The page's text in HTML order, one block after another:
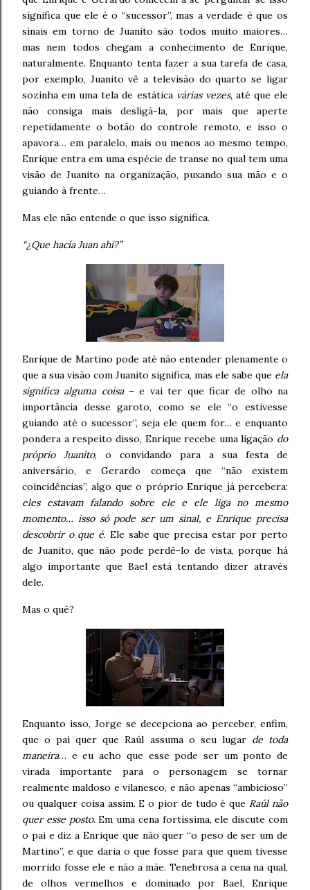
significa que ele é o “sucessor”, mas a verdade é que os
sinais em torno de Juanito são todos muito maiores…
mas nem todos chegam a conhecimento de Enrique,
naturalmente. Enquanto tenta fazer a sua tarefa de casa,
por exemplo, Juanito vê a televisão do quarto se ligar
sozinha em uma tela de estática várias vezes, até que ele
não consiga mais desligá-la, por mais que aperte
repetidamente o botão do controle remoto, e isso o
apavora… em paralelo, mais ou menos ao mesmo tempo,
Enrique entra em uma espécie de transe no qual tem uma
visão de Juanito na organização, puxando sua mão e o
guiando à frente…
Mas ele não entende o que isso significa.
“¿Que hacía Juan ahí?”
Enrique de Martino pode até não entender plenamente o
que a sua visão com Juanito significa, mas ele sabe que ela
significa alguma coisa– e vai ter que ficar de olho na
importância desse garoto, como se ele “o estivesse
guiando até o sucessor”, seja ele quem for… e enquanto
pondera a respeito disso, Enrique recebe uma ligação do
próprio Juanito, o convidando para a sua festa de
aniversário, e Gerardo começa que “não existem
coincidências”, algo que o próprio Enrique já percebera:
eles estavam falando sobre ele e ele liga no mesmo
momento… isso só pode ser um sinal, e Enrique precisa
descobrir o que é. Ele sabe que precisa estar por perto
de Juanito, que não pode perdê-lo de vista, porque há
algo importante que Bael está tentando dizer através
dele.
Mas o quê?
Enquanto isso, Jorge se decepciona ao perceber, enfim,
que o pai quer que Raúl assuma o seu lugar de toda
maneira… e eu acho que esse pode ser um ponto de
virada importante para o personagem se tornar
realmente maldoso e vilanesco, e não apenas “ambicioso”
ou qualquer coisa assim. E o pior de tudo é que Raúl não
quer esse posto. Em uma cena fortíssima, ele discute com
o pai e diz a Enrique que não quer “o peso de ser um de
Martino”, e que daria o que fosse para que quem tivesse
morrido fosse ele e não a mãe. Tenebrosa a cena na qual,
de olhos vermelhos e dominado por Bael, Enrique